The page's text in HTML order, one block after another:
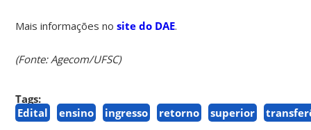
Mais informações nosite do DAE.
(Fonte: Agecom/UFSC)
Tags:
Edital
ensino ingresso retorno superior